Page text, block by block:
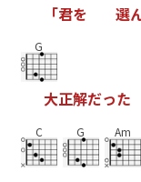
「君を 選
G
大正解だった
C G Am